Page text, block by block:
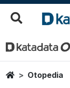
HomeOtopedia